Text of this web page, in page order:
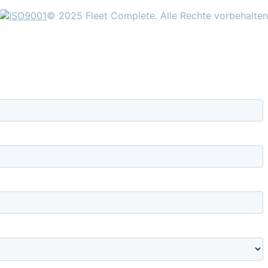
© 2025 Fleet Complete. Alle Rechte vorbehalten